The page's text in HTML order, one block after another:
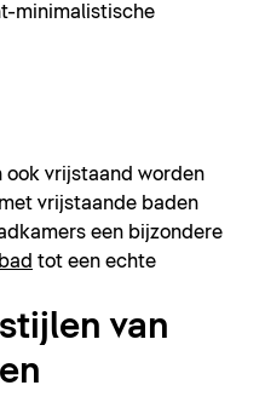
minimalistische
ook vrijstaand worden
vrijstaande baden
een bijzondere
bad tot een echte
van